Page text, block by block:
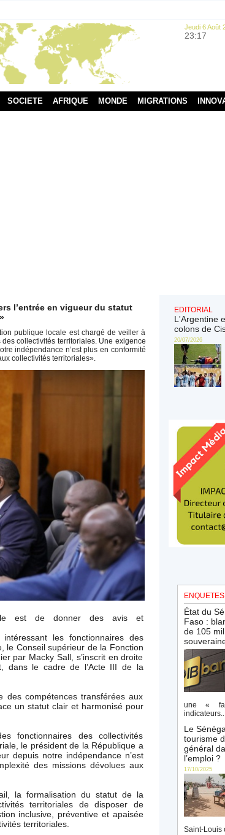
Jeudi 6 Août
23:17
SOCIETE AFRIQUE MONDE MIGRATIONS
l’entrée en vigueur du statut
publique locale est chargé de veiller à
des collectivités territoriales. Une exigence
indépendance n’est plus en conformité
collectivités territoriales».
est de donner des avis et
les fonctionnaires des
le Conseil supérieur de la Fonction
par Macky Sall, s’inscrit en droite
dans le cadre de l’Acte III de la
des compétences transférées aux
un statut clair et harmonisé pour
fonctionnaires des collectivités
le président de la République a
depuis notre indépendance n’est
des missions dévolues aux
la formalisation du statut de la
territoriales de disposer de
inclusive, préventive et apaisée
territoriales.
EDITORIAL
L'Argentine
colons de
20/07/2026
État du
Faso :
de 105
une «
Le
tourisme
général
l’emploi ?
17/10/2025
Saint-Louis